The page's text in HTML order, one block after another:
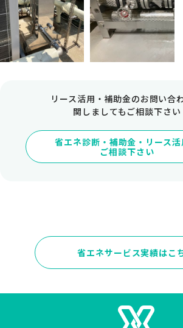
リース活用・補助金のお問い合
関しましてもご相談下さい
省エネ診断・補助金・リース
ご相談下さい
省エネサービス実績はこ